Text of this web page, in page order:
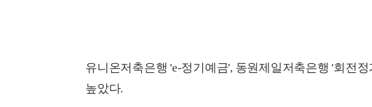
유니온저축은행 'e-정기예금', 동원제일저축은행 '회전
높았다.